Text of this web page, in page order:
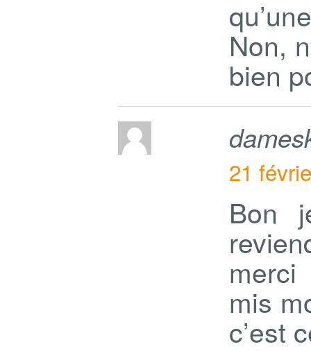
Non,
bien
21
Bon
merci
mis
c’est